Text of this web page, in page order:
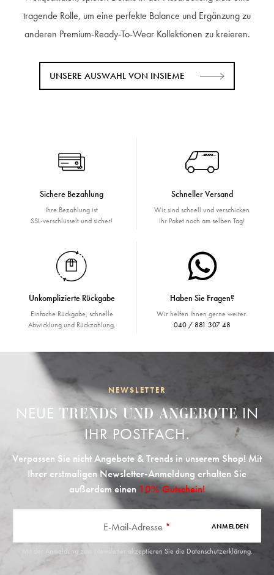
tragende Rolle, um eine perfekte Balance und Ergänzung zu
anderen Premium-Ready-To-Wear Kollektionen zu kreieren.
UNSERE AUSWAHL VON INSIEME
Sichere Bezahlung
Ihre Bezahlung ist
SSL-verschlüsselt und sicher!
Schneller Versand
Wir sind schnell und verschicken
Ihr Paket noch am selben Tag!
Unkomplizierte Rückgabe
Einfache Rückgabe, schnelle
Abwicklung und Rückzahlung.
Haben Sie Fragen?
Wir helfen Ihnen gerne weiter.
040 / 881 307 48
NEWSLETTER
NEUE TRENDS UND ANGEBOTEIN
IHR POSTFACH.
Verpassen Sie nicht Angebote & Trends in unserem Shop! Mit
Ihrer erstmaligen Newsletter-Anmeldung erhalten Sie
außerdem einen 10% Gutschein!
E-Mail-Adresse * ANMELDEN
Mit der Anmeldung zum Newsletter akzeptieren Sie die Datenschutzerklärung.